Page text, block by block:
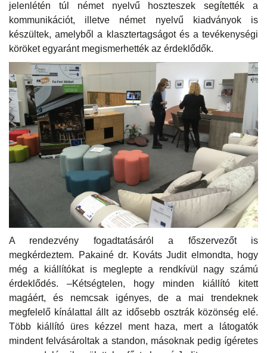
jelenlétén túl német nyelvű hoszteszek segítették a
kommunikációt, illetve német nyelvű kiadványok is
készültek, amelyből a klasztertagságot és a tevékenységi
köröket egyaránt megismerhették az érdeklődők.
A rendezvény fogadtatásáról a főszervezőt is
megkérdeztem. Pakainé dr. Kováts Judit elmondta, hogy
még a kiállítókat is meglepte a rendkívül nagy számú
érdeklődés. –Kétségtelen, hogy minden kiállító kitett
magáért, és nemcsak igényes, de a mai trendeknek
megfelelő kínálattal állt az idősebb osztrák közönség elé.
Több kiállító üres kézzel ment haza, mert a látogatók
mindent felvásároltak a standon, másoknak pedig ígéretes